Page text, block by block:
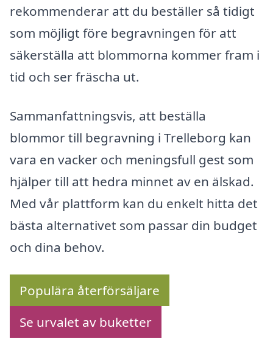
rekommenderar att du beställer så tidigt
som möjligt före begravningen för att
säkerställa att blommorna kommer fram i
tid och ser fräscha ut.
Sammanfattningsvis, att beställa
blommor till begravning i Trelleborg kan
vara en vacker och meningsfull gest som
hjälper till att hedra minnet av en älskad.
Med vår plattform kan du enkelt hitta det
bästa alternativet som passar din budget
och dina behov.
Populära återförsäljare
Se urvalet av buketter